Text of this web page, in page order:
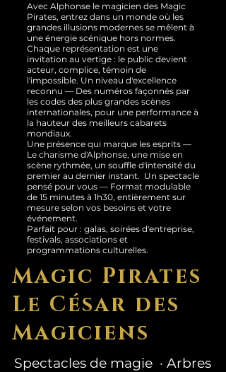
Avec Alphonse le magicien des Magic
Pirates, entrez dans un monde où les
grandes illusions modernes se mêlent à
une énergie scénique hors normes.
Chaque représentation est une
invitation au vertige : le public devient
acteur, complice, témoin de
l'impossible. Un niveau d'excellence
reconnu — Des numéros façonnés par
les codes des plus grandes scènes
internationales, pour une performance à
la hauteur des meilleurs cabarets
mondiaux.
Une présence qui marque les esprits —
Le charisme d'Alphonse, une mise en
scène rythmée, un souffle d'intensité du
premier au dernier instant. Un spectacle
pensé pour vous — Format modulable
de 15 minutes à 1h30, entièrement sur
mesure selon vos besoins et votre
événement.
Parfait pour : galas, soirées d'entreprise,
festivals, associations et
programmations culturelles.
Magic Pirates
Le César des
Magiciens
Spectacles de magie · Arbres